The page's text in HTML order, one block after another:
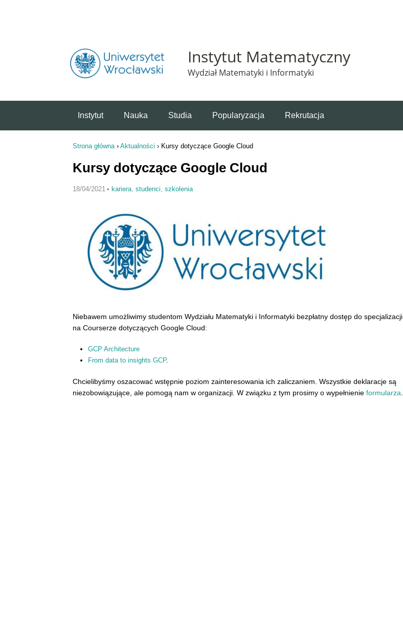
Instytut Matematyczny
Wydział Matematyki i Informatyki
Instytut Nauka Studia Popularyzacja Rekrutacja
Strona główna› Aktualności › Kursy dotyczące Google Cloud
Kursy dotyczące Google Cloud
18/04/2021 • kariera, studenci, szkolenia
Niebawem umożliwimy studentom Wydziału Matematyki i Informatyki bezpłatny dostęp do specjalizacji
na Courserze dotyczących Google Cloud:
GCP Architecture
From data to insights GCP.
Chcielibyśmy oszacować wstępnie poziom zainteresowania ich zaliczaniem. Wszystkie deklaracje są
niezobowiązujące, ale pomogą nam w organizacji. W związku z tym prosimy o wypełnienie formularza.